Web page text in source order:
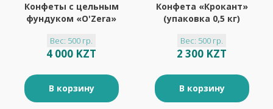
Конфеты с цельным
фундуком «O'Zera»
Вес: 500 гр.
4 000 KZT
В корзину
Конфета «Крокант»
(упаковка 0,5 кг)
Вес: 500 гр.
2 300 KZT
В корзину